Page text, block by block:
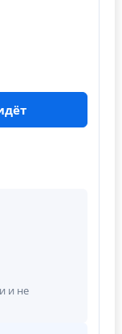
и не